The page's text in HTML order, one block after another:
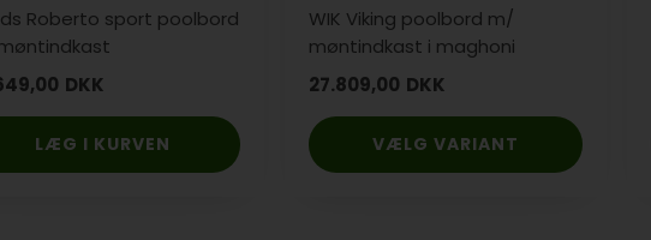
Roberto sport poolbord
DKK
WIK Viking poolbord m/
møntindkast i maghoni
27.809,00 DKK
VÆLG VARIANT